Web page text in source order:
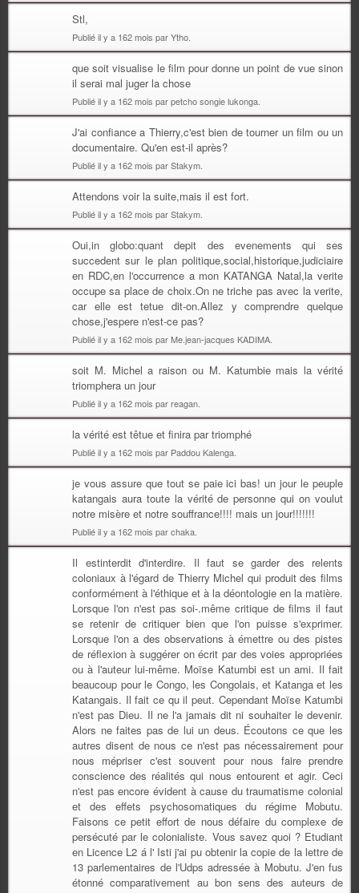
Stl,
Publié il y a 162 mois par Ytho.
que soit visualise le film pour donne un point de vue sinon
il serai mal juger la chose
Publié il y a 162 mois par petcho songie lukonga.
J'ai confiance a Thierry,c'est bien de tourner un film ou un
documentaire. Qu'en est-il après?
Publié il y a 162 mois par Stakym.
Attendons voir la suite,mais il est fort.
Publié il y a 162 mois par Stakym.
Oui,in globo:quant depit des evenements qui ses
succedent sur le plan politique,social,historique,judiciaire
en RDC,en l'occurrence a mon KATANGA Natal,la verite
occupe sa place de choix.On ne triche pas avec la verite,
car elle est tetue dit-on.Allez y comprendre quelque
chose,j'espere n'est-ce pas?
Publié il y a 162 mois par Me.jean-jacques KADIMA.
soit M. Michel a raison ou M. Katumbie mais la vérité
triomphera un jour
Publié il y a 162 mois par reagan.
la vérité est têtue et finira par triomphé
Publié il y a 162 mois par Paddou Kalenga.
je vous assure que tout se paie ici bas! un jour le peuple
katangais aura toute la vérité de personne qui on voulut
notre misère et notre souffrance!!!! mais un jour!!!!!!!
Publié il y a 162 mois par chaka.
Il estinterdit d'interdire. Il faut se garder des relents
coloniaux à l'égard de Thierry Michel qui produit des films
conformément à l'éthique et à la déontologie en la matière.
Lorsque l'on n'est pas soi-.même critique de films il faut
se retenir de critiquer bien que l'on puisse s'exprimer.
Lorsque l'on a des observations à émettre ou des pistes
de réflexion à suggérer on écrit par des voies appropriées
ou à l'auteur lui-même. Moïse Katumbi est un ami. Il fait
beaucoup pour le Congo, les Congolais, et Katanga et les
Katangais. Il fait ce qu il peut. Cependant Moïse Katumbi
n'est pas Dieu. Il ne l'a jamais dit ni souhaiter le devenir.
Alors ne faites pas de lui un deus. Écoutons ce que les
autres disent de nous ce n'est pas nécessairement pour
nous mépriser c'est souvent pour nous faire prendre
conscience des réalités qui nous entourent et agir. Ceci
n'est pas encore évident à cause du traumatisme colonial
et des effets psychosomatiques du régime Mobutu.
Faisons ce petit effort de nous défaire du complexe de
persécuté par le colonialiste. Vous savez quoi ? Etudiant
en Licence L2 á l' Isti j'ai pu obtenir la copie de la lettre de
13 parlementaires de l'Udps adressée à Mobutu. J'en fus
étonné comparativement au bon sens des auteurs de